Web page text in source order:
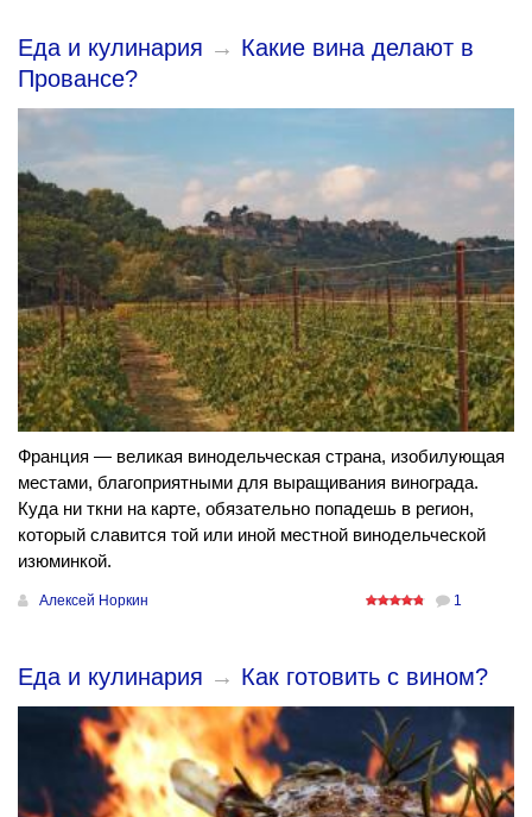
Еда и кулинария → Какие вина делают в
Провансе?
Франция — великая винодельческая страна, изобилующая
местами, благоприятными для выращивания винограда.
Куда ни ткни на карте, обязательно попадешь в регион,
который славится той или иной местной винодельческой
изюминкой.
Алексей Норкин 1
Еда и кулинария → Как готовить с вином?